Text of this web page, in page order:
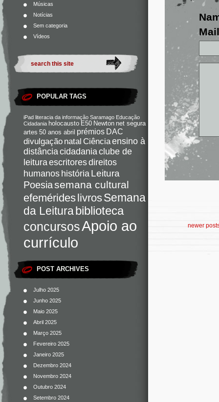
Músicas
Notícias
Sem categoria
Vídeos
POPULAR TAGS
iPad literacia da informação Saramago Educação
Cidadania holocausto E50 Newton net segura
artes 50 anos abril prémios DAC
divulgação natal Ciênciaensino à
distânciacidadaniaclube de
leituraescritoresdireitos
humanoshistória Leitura
Poesiasemana cultural
efemérideslivrosSemana
da Leiturabiblioteca
concursosApoio ao
currículo
POST ARCHIVES
Julho 2025
Junho 2025
Maio 2025
Abril 2025
Março 2025
Fevereiro 2025
Janeiro 2025
Dezembro 2024
Novembro 2024
Outubro 2024
Setembro 2024
newer